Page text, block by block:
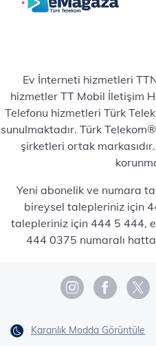
Ev İnterneti hizmetleri
hizmetler TT Mobil İletişim
Telefonu hizmetleri Türk
sunulmaktadır. Türk
şirketleri ortak
Yeni abonelik ve numara
bireysel talepleriniz için
talepleriniz için 444 5 444,
444 0375 numaralı
Karanlık Modda Görüntüle